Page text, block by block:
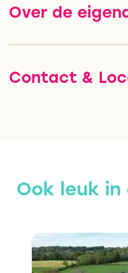
Over de
Contact &
Ook leuk